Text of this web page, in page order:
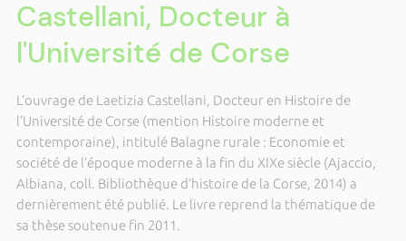
Castellani, Docteur à
l'Université de Corse
L’ouvrage de Laetizia Castellani, Docteur en Histoire de
l’Université de Corse (mention Histoire moderne et
contemporaine), intitulé Balagne rurale : Economie et
société de l’époque moderne à la fin du XIXe siècle (Ajaccio,
Albiana, coll. Bibliothèque d’histoire de la Corse, 2014) a
dernièrement été publié. Le livre reprend la thématique de
sa thèse soutenue fin 2011.